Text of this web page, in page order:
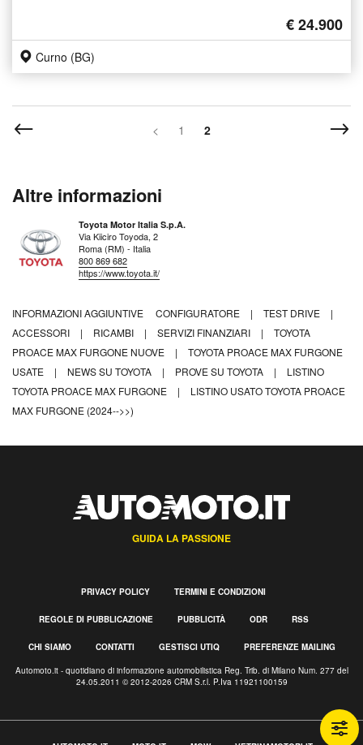
€ 24.900
Curno (BG)
< 1 2
Altre informazioni
Toyota Motor Italia S.p.A.
Via Kiiciro Toyoda, 2
Roma (RM) - Italia
800 869 682
https://www.toyota.it/
INFORMAZIONI AGGIUNTIVE CONFIGURATORE | TEST DRIVE
|
ACCESSORI
| RICAMBI | SERVIZI FINANZIARI |
TOYOTA
PROACE MAX FURGONE NUOVE
|
TOYOTA PROACE MAX FURGONE
USATE
| NEWS SU TOYOTA | PROVE SU TOYOTA |
LISTINO
TOYOTA PROACE MAX FURGONE
|
LISTINO USATO TOYOTA PROACE
MAX FURGONE (2024-->>)
GUIDA LA PASSIONE
PRIVACY POLICY TERMINI E CONDIZIONI
REGOLE DI PUBBLICAZIONE PUBBLICITÀ ODR RSS
CHI SIAMO CONTATTI GESTISCI UTIQ PREFERENZE MAILING
Automoto.it - quotidiano di informazione automobilistica Reg. Trib. di Milano Num. 277 del
24.05.2011 © 2012-2026 CRM S.r.l. P.Iva 11921100159